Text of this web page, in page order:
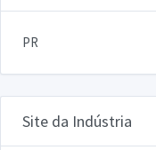
PR
Site da Indústria